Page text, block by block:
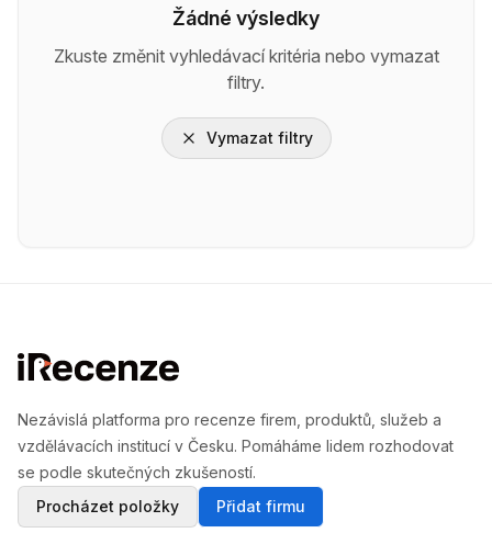
Žádné výsledky
Zkuste změnit vyhledávací kritéria nebo vymazat
filtry.
Vymazat filtry
Nezávislá platforma pro recenze firem, produktů, služeb a
vzdělávacích institucí v Česku. Pomáháme lidem rozhodovat
se podle skutečných zkušeností.
Procházet položky
Přidat firmu